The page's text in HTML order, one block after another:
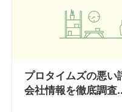
プロタイムズの悪い
会社情報を徹底調査